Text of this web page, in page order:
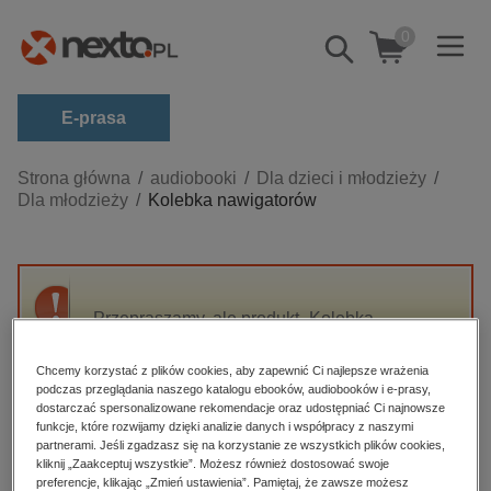
Pokaż/schowaj
wyszukiwarkę
0
E-prasa
Kategorie
Zobacz wszystkie E-prasa
budownictwo, aranżacja wnętrz
darmowe wydania
edukacja
hobby, sport, rozrywka
komputery, internet, technologie, informatyka
Strona główna audiobooki
Dla dzieci i młodzieży
Dla młodzieży
Kolebka nawigatorów
Przepraszamy, ale produkt „Kolebka
High-contrast mode
Polecane
Chcemy korzystać z plików cookies, aby zapewnić Ci najlepsze wrażenia
podczas przeglądania naszego katalogu ebooków, audiobooków i e-prasy,
dostarczać spersonalizowane rekomendacje oraz udostępniać Ci najnowsze
funkcje, które rozwijamy dzięki analizie danych i współpracy z naszymi
partnerami. Jeśli zgadzasz się na korzystanie ze wszystkich plików cookies,
kliknij „Zaakceptuj wszystkie”. Możesz również dostosować swoje
preferencje, klikając „Zmień ustawienia”. Pamiętaj, że zawsze możesz